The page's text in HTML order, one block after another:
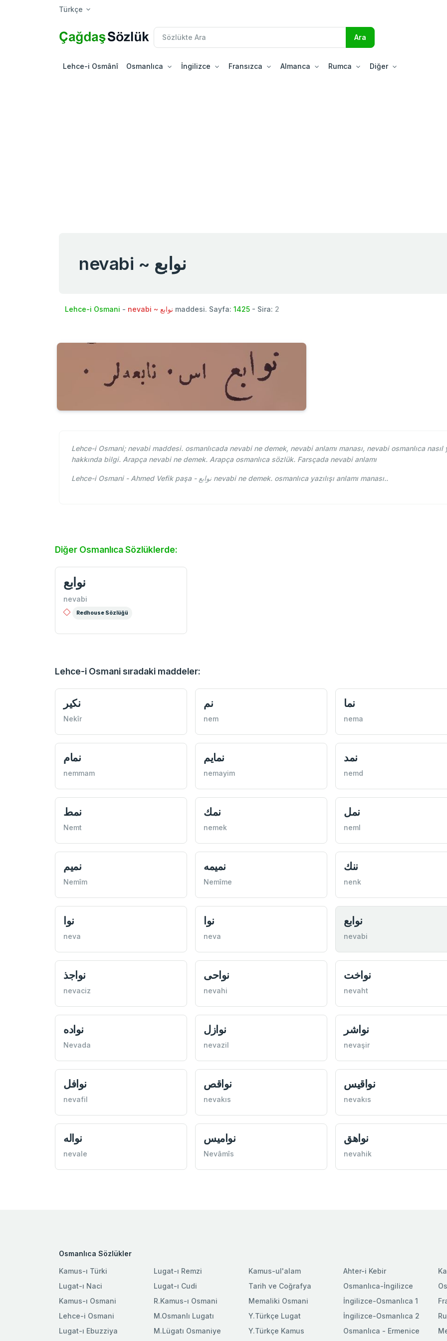
Türkçe
Lehce-i Osmânî Osmanlıca İngilizce Fransızca Almanca Rumca Diğer
nevabi ~ نوابع
Lehce-i Osmani - nevabi ~ نوابع maddesi. Sayfa: 1425 - Sira: 2
Lehce-i Osmani; nevabi maddesi. osmanlıcada nevabi ne demek, nevabi anlamı manası, nevabi osmanlıca nasıl
hakkında bilgi. Arapça nevabi ne demek. Arapça osmanlıca sözlük. Farsçada nevabi anlamı
Lehce-i Osmani - Ahmed Vefik paşa - نوابع nevabi ne demek. osmanlıca yazılışı anlamı manası..
Diğer Osmanlıca Sözlüklerde:
نوابع
nevabi
Redhouse Sözlüğü
Lehce-i Osmani sıradaki maddeler:
نكير
Nekîr
نم
nem
نما
nema
نمام
nemmam
نمايم
nemayim
نمد
nemd
نمط
Nemt
نمك
nemek
نمل
neml
نميم
Nemîm
نميمه
Nemîme
ننك
nenk
نوا
neva
نوا
neva
نوابع
nevabi
نواجذ
nevaciz
نواحی
nevahi
نواخت
nevaht
نواده
Nevada
نوازل
nevazil
نواشر
nevaşir
نوافل
nevafil
‌نواقص
nevakıs
نواقيس
nevakıs
نواله
nevale
نواميس
Nevâmîs
نواهق
nevahik
Osmanlıca Sözlükler
Kamus-ı Türki
Lugat-ı Naci
Kamus-ı Osmani
Lehce-i Osmani
Lugat-ı Ebuzziya
Lugat-ı Remzi
Lugat-ı Cudi
R.Kamus-ı Osmani
M.Osmanlı Lugatı
M.Lügatı Osmaniye
Kamus-ul'alam
Tarih ve Coğrafya
Memaliki Osmani
Y.Türkçe Lugat
Y.Türkçe Kamus
Ahter-i Kebir
Osmanlıca-İngilizce
İngilizce-Osmanlıca 1
İngilizce-Osmanlıca 2
Osmanlıca - Ermenice